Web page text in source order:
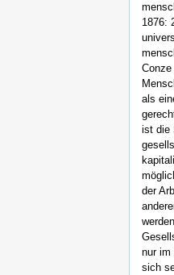
1876:
als
ist die
der
nur im
sich